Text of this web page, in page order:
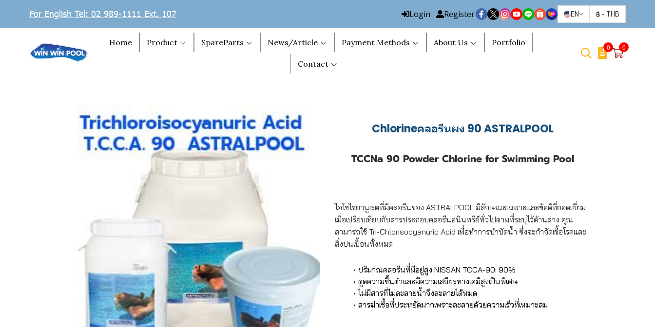
For English Tel: 02 989-1111 Ext. 107 Login Register EN ฿ - THB
Home Product SpareParts News/Article Payment Methods About Us Portfolio
Contact
0 0
Chlorineคลอรีนผง 90 ASTRALPOOL
TCCNa 90 Powder Chlorine for Swimming Pool
ไอโซไซยานูเรตที่มีคลอรีนของ ASTRALPOOL มีลักษณะเฉพาะและข้อดีที่ยอดเยี่ยม
เมื่อเปรียบเทียบกับสารประกอบคลอรีนอนินทรีย์ทั่วไปตามที่ระบุไว้ด้านล่าง คุณ
สามารถใช้ Tri-Chlorisocyanuric Acid เพื่อทำการบำบัดนํ้า ซึ่งจะกำจัดเชื้อโรคและ
สิ่งปนเปื้อนทั้งหมด
ปริมาณคลอรีนที่มีอยู่สูง NISSAN TCCA-90: 90%
ดูดความชื้นต่ำและมีความเสถียรทางเคมีสูงเป็นพิเศษ
ไม่มีสารที่ไม่ละลายน้ำจึงละลายได้หมด
สารฆ่าเชื้อที่ประหยัดมากเพราะละลายด้วยความเร็วที่เหมาะสม